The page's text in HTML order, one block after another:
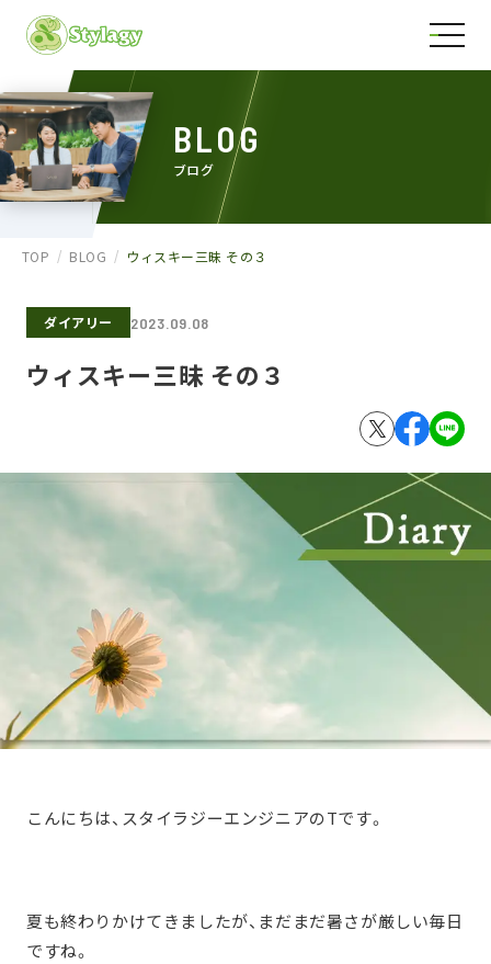
BLOG
ブログ
TOP BLOG ウィスキー三昧 その３
ダイアリー 2023.09.08
ウィスキー三昧 その３
こんにちは、スタイラジーエンジニアのTです。
夏も終わりかけてきましたが、まだまだ暑さが厳しい毎日
ですね。